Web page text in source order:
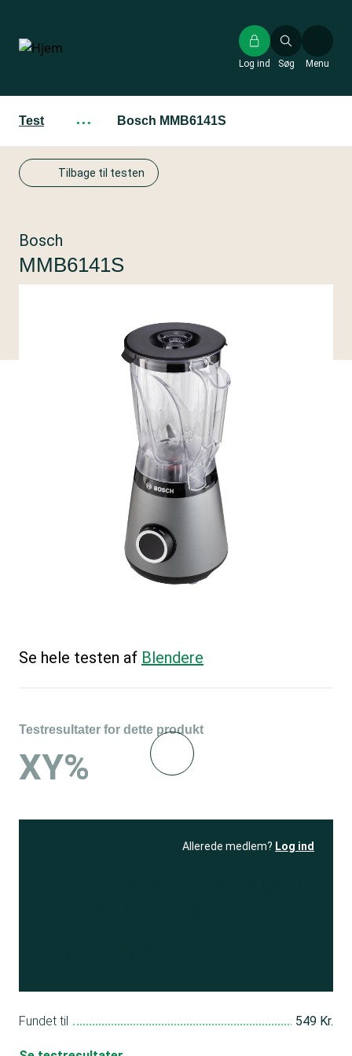
hovedindhold
Søg
Log ind Menu
Test ··· Bosch MMB6141S
Tilbage til testen
Bosch
MMB6141S
Se hele testen af Blendere
Testresultater for dette produkt
XY%
Allerede medlem? Log ind
Fundet til 549 Kr.